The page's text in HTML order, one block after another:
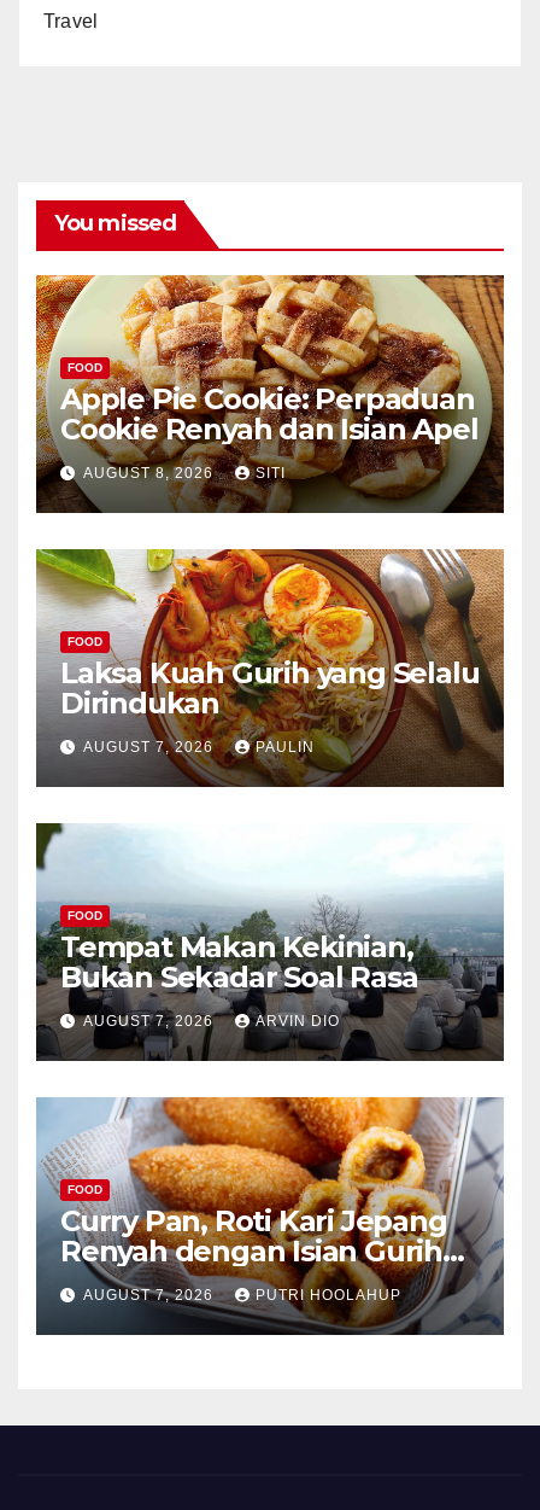
Travel
You missed
FOOD
Apple Pie Cookie: Perpaduan
Cookie Renyah dan Isian Apel
AUGUST 8, 2026 SITI
FOOD
Laksa Kuah Gurih yang Selalu
Dirindukan
AUGUST 7, 2026 PAULIN
FOOD
Tempat Makan Kekinian,
Bukan Sekadar Soal Rasa
AUGUST 7, 2026 ARVIN DIO
FOOD
Curry Pan, Roti Kari Jepang
Renyah dengan Isian Gurih
Menggoda
AUGUST 7, 2026 PUTRI HOOLAHUP